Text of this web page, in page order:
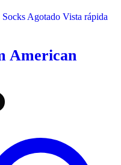
Agotado Vista rápida
American